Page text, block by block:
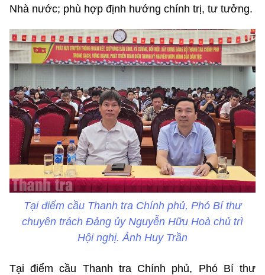
Nhà nước; phù hợp định hướng chính trị, tư tưởng.
Tại điểm cầu Thanh tra Chính phủ, Phó Bí thư
chuyên trách Đảng ủy Nguyễn Hữu Hoà chủ trì
Hội nghị. Ảnh Huy Trần
Tại điểm cầu Thanh tra Chính phủ, Phó Bí thư